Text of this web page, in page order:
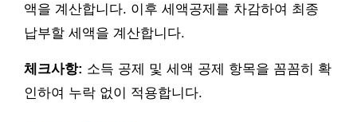
액을 계산합니다. 이후 세액공제를 차감하여 최종
납부할 세액을 계산합니다.
체크사항: 소득 공제 및 세액 공제 항목을 꼼꼼히 확
인하여 누락 없이 적용합니다.